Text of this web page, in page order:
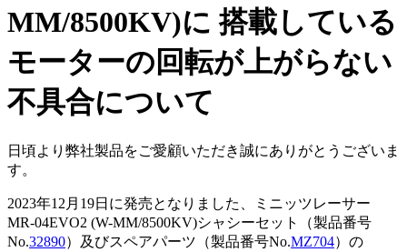
MM/8500KV)に 搭載している
モーターの回転が上がらない
不具合について
日頃より弊社製品をご愛顧いただき誠にありがとうございま
す。
2023年12月19日に発売となりました、ミニッツレーサー
MR-04EVO2 (W-MM/8500KV)シャシーセット（製品番号
No.32890）及びスペアパーツ（製品番号No.MZ704）の